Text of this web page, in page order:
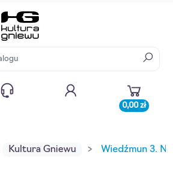
0,00 zł
Kultura Gniewu Wiedźmun 3.